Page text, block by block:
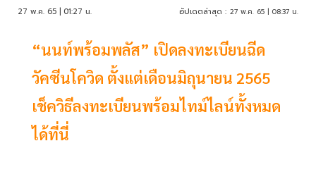
27 พ.ค. 65 | 01:27 น. อัปเดตล่าสุด : 27 พ.ค. 65 | 08:37 น.
“นนท์พร้อมพลัส” เปิดลงทะเบียนฉีด
วัคซีนโควิด ตั้งแต่เดือนมิถุนายน 2565
เช็ควิธีลงทะเบียนพร้อมไทม์ไลน์ทั้งหมด
ได้ที่นี่